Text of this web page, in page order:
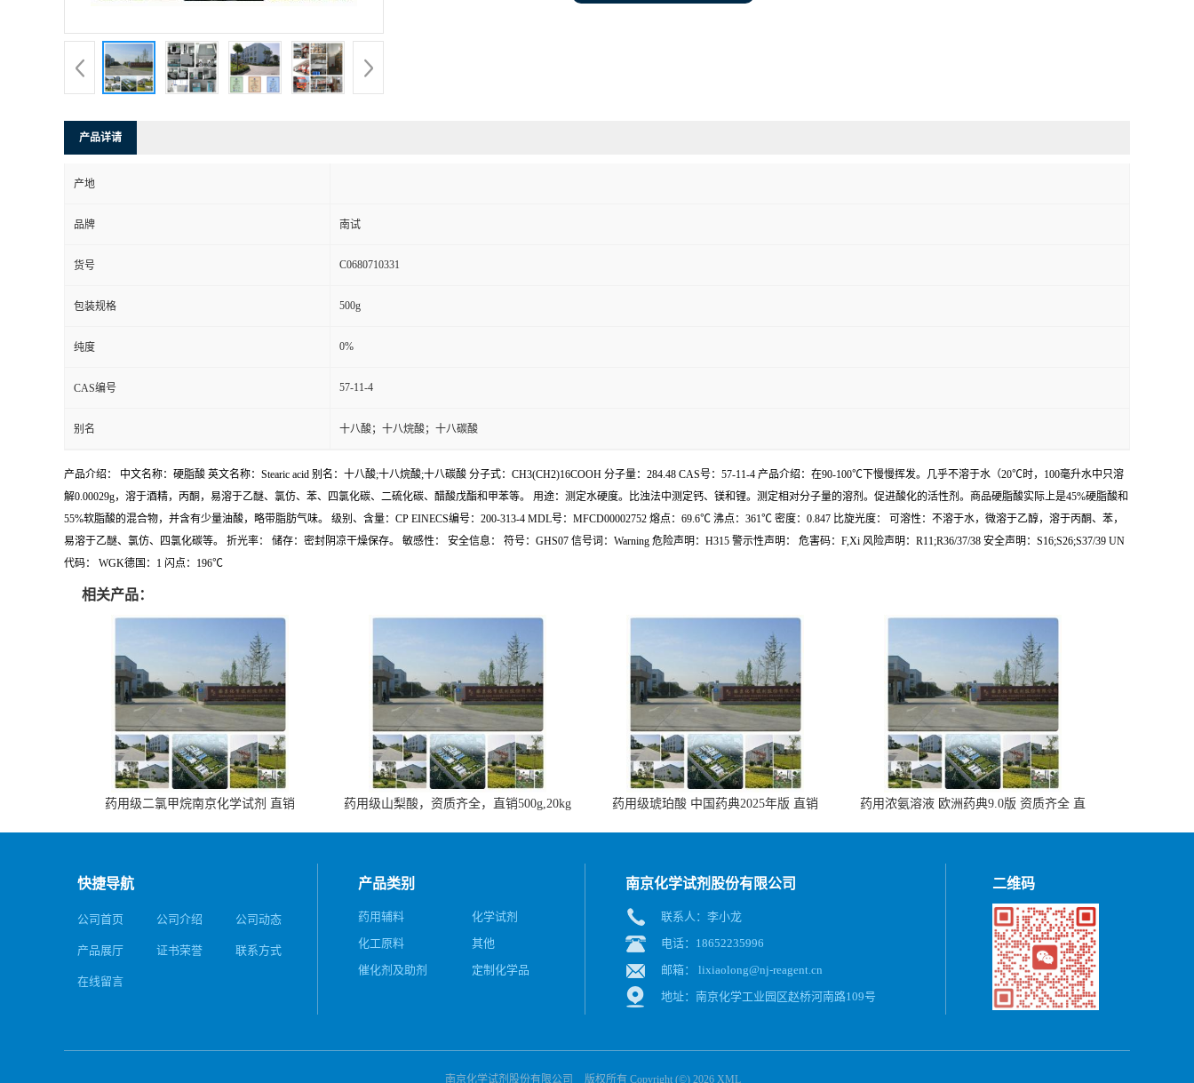
产品详请
产地
品牌 南试
货号 C0680710331
包装规格 500g
纯度 0%
CAS编号 57-11-4
别名 十八酸；十八烷酸；十八碳酸
产品介绍： 中文名称：硬脂酸 英文名称：Stearic acid 别名：十八酸;十八烷酸;十八碳酸 分子式：CH3(CH2)16COOH 分子量：284.48 CAS号：57-11-4 产品介绍：在90-100℃下慢慢挥发。几乎不溶于水（20℃时，100毫升水中只溶
解0.00029g，溶于酒精，丙酮，易溶于乙醚、氯仿、苯、四氯化碳、二硫化碳、醋酸戊酯和甲苯等。 用途：测定水硬度。比浊法中测定钙、镁和锂。测定相对分子量的溶剂。促进酸化的活性剂。商品硬脂酸实际上是45%硬脂酸和
55%软脂酸的混合物，并含有少量油酸，略带脂肪气味。 级别、含量：CP EINECS编号：200-313-4 MDL号：MFCD00002752 熔点：69.6℃ 沸点：361℃ 密度：0.847 比旋光度： 可溶性：不溶于水，微溶于乙醇，溶于丙酮、苯，
易溶于乙醚、氯仿、四氯化碳等。 折光率： 储存：密封阴凉干燥保存。 敏感性： 安全信息： 符号：GHS07 信号词：Warning 危险声明：H315 警示性声明： 危害码：F,Xi 风险声明：R11;R36/37/38 安全声明：S16;S26;S37/39 UN
代码： WGK德国：1 闪点：196℃
相关产品：
药用级二氯甲烷南京化学试剂 直销 药用级山梨酸，资质齐全，直销500g,20kg 药用级琥珀酸 中国药典2025年版 直销
药用浓氨溶液 欧洲药典9.0版 资质齐全 直
快捷导航
公司首页 公司介绍 公司动态
产品展厅 证书荣誉 联系方式
在线留言
产品类别
药用辅料
化学试剂
化工原料
其他
催化剂及助剂
定制化学品
南京化学试剂股份有限公司
联系人：李小龙
电话：18652235996
邮箱： lixiaolong@nj-reagent.cn
地址：南京化学工业园区赵桥河南路109号
二维码
南京化学试剂股份有限公司 版权所有 Copyright (©) 2026 XML